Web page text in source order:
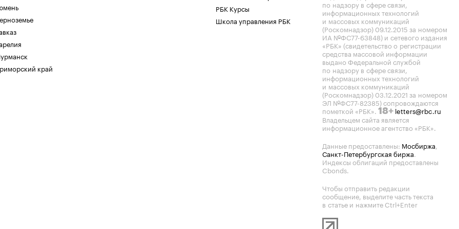
край
РБК Курсы
Школа управления РБК
по надзору в сфере связи,
информационных технологий
и массовых коммуникаций
(Роскомнадзор) 09.12.2015 за номером
ИА №ФС77-63848) и сетевого издания
«РБК» (свидетельство о регистрации
средства массовой информации
выдано Федеральной службой
по надзору в сфере связи,
информационных технологий
и массовых коммуникаций
(Роскомнадзор) 03.12.2021 за номером
ЭЛ №ФС77-82385) сопровождаются
пометкой «РБК». 18+ letters@rbc.ru
Владельцем сайта является
информационное агентство «РБК».
Данные предоставлены: Мосбиржа,
Санкт-Петербургская биржа.
Индексы облигаций предоставлены
Cbonds.
Чтобы отправить редакции
сообщение, выделите часть текста
в статье и нажмите Ctrl+Enter